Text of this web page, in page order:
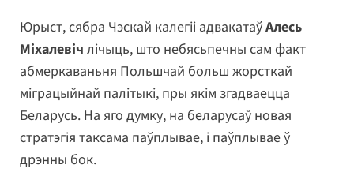
Юрыст, сябра Чэскай калегіі адвакатаўАлесь
Міхалевіч лічыць, што небясьпечны сам факт
абмеркаваньня Польшчай больш жорсткай
міграцыйнай палітыкі, пры якім згадваецца
Беларусь. На яго думку, на беларусаў новая
стратэгія таксама паўплывае, і паўплывае ў
дрэнны бок.